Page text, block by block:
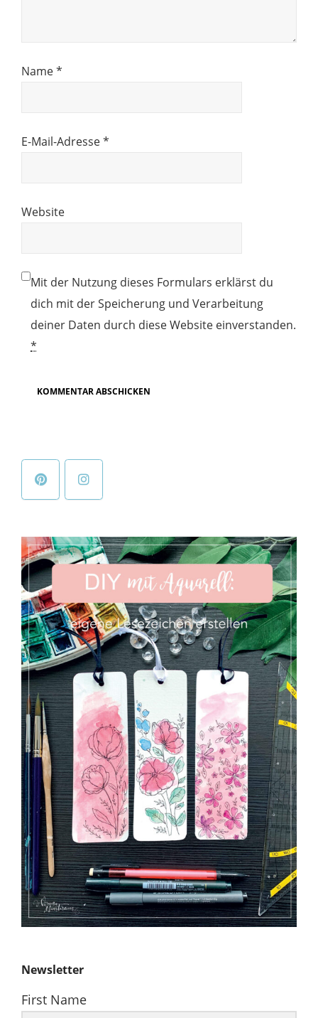
Name*
E-Mail-Adresse*
Website
Mit der Nutzung dieses Formulars erklärst du
dich mit der Speicherung und Verarbeitung
deiner Daten durch diese Website einverstanden.
*
Newsletter
First Name